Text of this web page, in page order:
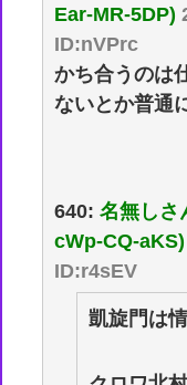
Ear-MR-5DP)
ID:nVPrc
かち合うのは
ないとか普通
640:名無しさ
cWp-CQ-aKS)
ID:r4sEV
凱旋門は